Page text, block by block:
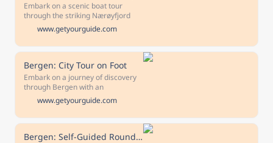
Embark on a scenic boat tour
through the striking Nærøyfjord
and travel along the steep Flåm
Railway. Join this self-guided day
tour to marvel at the natural
beauty of Norway's fjord
landscape.
www.getyourguide.com
Bergen: City Tour on Foot
Embark on a journey of discovery
through Bergen with an
informative and inspiring local
guide. Get to know the most
important sights of the city
including the Hanseatic quarter
(Bryggen) and St.Mary's Church.
www.getyourguide.com
Bergen: Self-Guided Round-Trip Full-Day Excursion